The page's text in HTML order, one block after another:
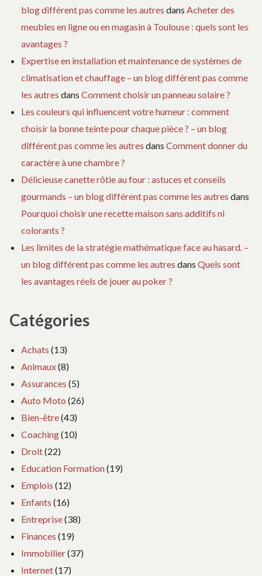
blog différent pas comme les autres dans Acheter des
meubles en ligne ou en magasin à Toulouse : quels sont les
avantages ?
Expertise en installation et maintenance de systèmes de
climatisation et chauffage – un blog différent pas comme
les autres dans Comment choisir un panneau solaire ?
Les couleurs qui influencent votre humeur : comment
choisir la bonne teinte pour chaque pièce ? – un blog
différent pas comme les autres dans Comment donner du
caractère à une chambre ?
Délicieuse canette rôtie au four : astuces et conseils
gourmands – un blog différent pas comme les autres dans
Pourquoi choisir une recette maison sans additifs ni
colorants ?
Les limites de la stratégie mathématique face au hasard. –
un blog différent pas comme les autres dans Quels sont
les avantages réels de jouer au poker ?
Catégories
Achats (13)
Animaux(8)
Assurances (5)
Auto Moto (26)
Bien-être(43)
Coaching(10)
Droit(22)
Education Formation(19)
Emplois (12)
Enfants (16)
Entreprise(38)
Finances (19)
Immobilier(37)
Internet(17)